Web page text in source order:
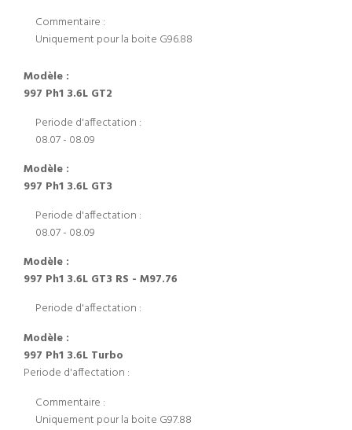
Commentaire :
Uniquement pour la boite G96.88
Modèle :
997 Ph1 3.6L GT2
Periode d'affectation :
08.07 - 08.09
Modèle :
997 Ph1 3.6L GT3
Periode d'affectation :
08.07 - 08.09
Modèle :
997 Ph1 3.6L GT3 RS - M97.76
Periode d'affectation :
Modèle :
997 Ph1 3.6L Turbo
Periode d'affectation :
Commentaire :
Uniquement pour la boite G97.88